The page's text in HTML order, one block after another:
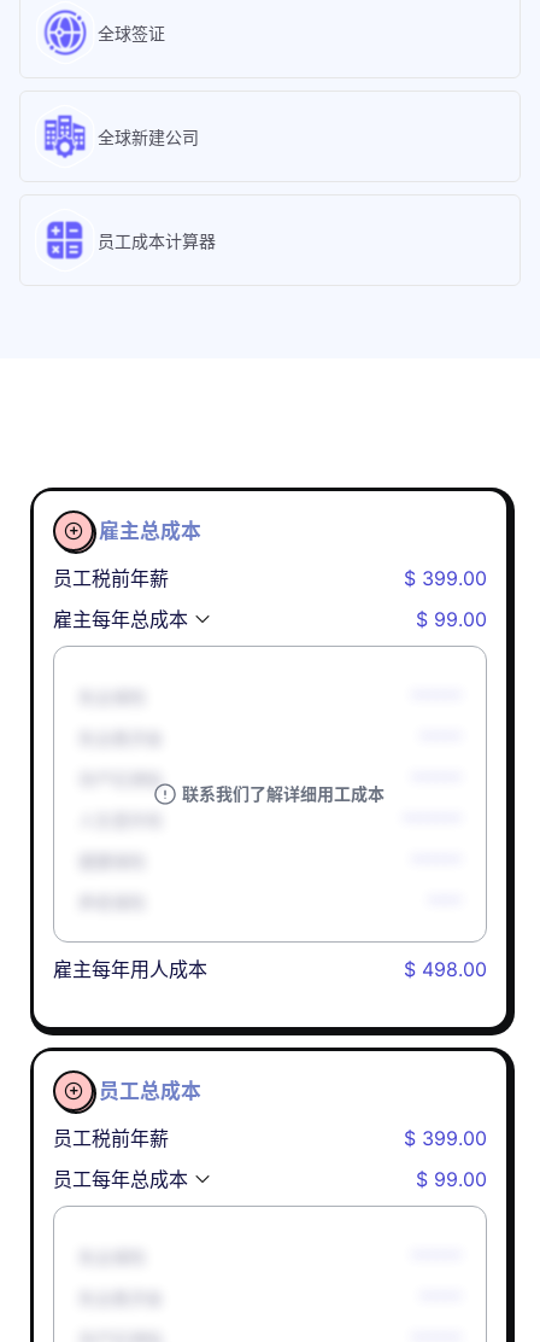
全球签证
全球新建公司
员工成本计算器

雇主总成本
员工税前年薪
$ 399.00
雇主每年总成本
$ 99.00
联系我们了解详细用工成本
孕产妇津贴
雇主每年用人成本 $ 498.00

员工总成本
员工税前年薪
$ 399.00
员工每年总成本
$ 99.00